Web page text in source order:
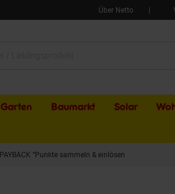
Über Netto
Garten Baumarkt Solar
PAYBACK °Punkte sammeln & einlösen